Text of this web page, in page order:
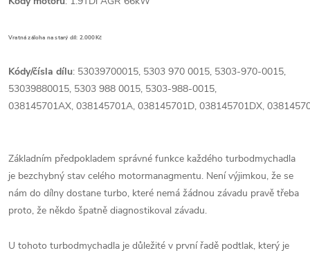
Vratná záloha na starý díl: 2.000Kč
Kódy/čísla dílu: 53039700015, 5303 970 0015, 5303-970-0015,
53039880015, 5303 988 0015, 5303-988-0015,
038145701AX, 038145701A, 038145701D, 038145701DX,
Základním předpokladem správné funkce každého turbodmychadla
je bezchybný stav celého motormanagmentu. Není výjimkou, že se
nám do dílny dostane turbo, které nemá žádnou závadu pravě třeba
proto, že někdo špatně diagnostikoval závadu.
U tohoto turbodmychadla je důležité v první řadě podtlak, který je